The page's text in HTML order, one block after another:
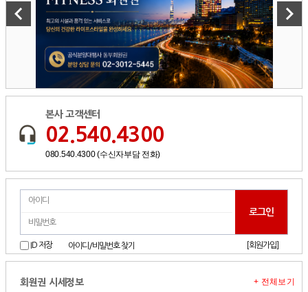
keyboard_arrow_left keyboard_arrow_right
본사 고객센터
02.540.4300
080.540.4300 (수신자부담 전화)
ID 저장 아이디/비밀번호 찾기 [회원가입]
회원권 시세정보 + 전체보기